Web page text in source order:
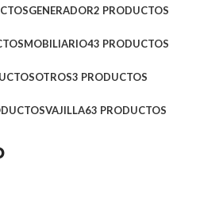
GENERADOR2 PRODUCTOS
MOBILIARIO43 PRODUCTOS
OTROS3 PRODUCTOS
VAJILLA63 PRODUCTOS